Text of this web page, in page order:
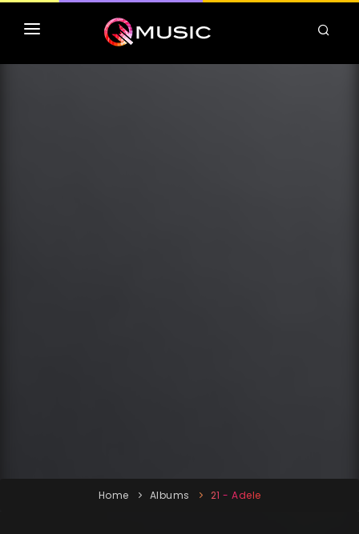
TOP MP3 ITUNES
Home Albums 21 - Adele